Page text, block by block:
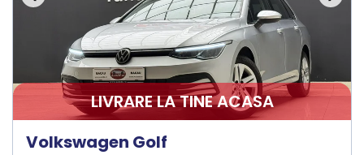
LIVRARE LA TINE ACASA
Volkswagen Golf